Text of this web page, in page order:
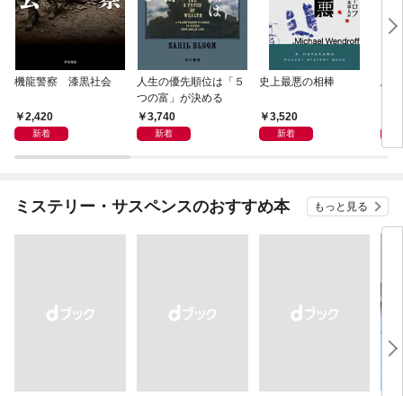
機龍警察 漆黒社会
2,420
新着
人生の優先順位は「５
つの富」が決める
3,740
新着
史上最悪の相棒
3,520
新着
鳥
ミステリー・サスペンスのおすすめ本 もっと見る